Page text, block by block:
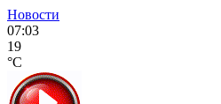
Новости
07:03
19
°C